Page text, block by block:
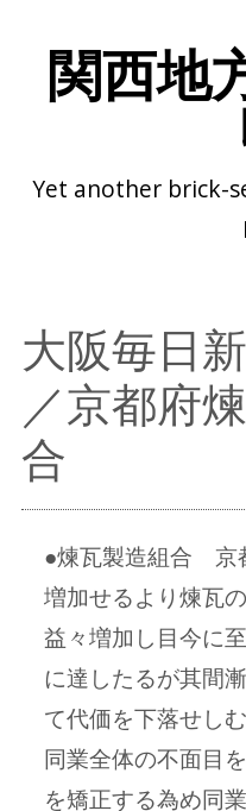
関西地
Yet another brick-
大阪毎日
／京都府
合
●煉瓦製造組合 京
増加せるより煉瓦
益々増加し目今に
に達したるが其間
て代価を下落せし
同業全体の不面目
を矯正する為め同